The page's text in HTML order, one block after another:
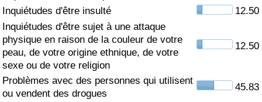
Inquiétudes d'être insulté
12.50
Inquiétudes d'être sujet à une attaque
physique en raison de la couleur de votre
peau, de votre origine ethnique, de votre
sexe ou de votre religion
12.50
Problèmes avec des personnes qui utilisent
ou vendent des drogues
45.83
Indice des soins de santé par Pays
Pollution
Indice de Pollution (Actuel)
Indice de pollution